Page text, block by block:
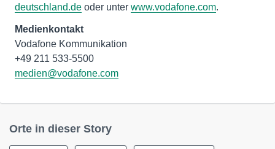
deutschland.de oder unter www.vodafone.com.
Medienkontakt
Vodafone Kommunikation
medien@vodafone.com
Orte in dieser Story